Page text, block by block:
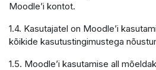
Moodle’i kontot.
1.4. Kasutajatel on Moodle’i
kõikide kasutustingimustega
1.5. Moodle’i kasutamise all